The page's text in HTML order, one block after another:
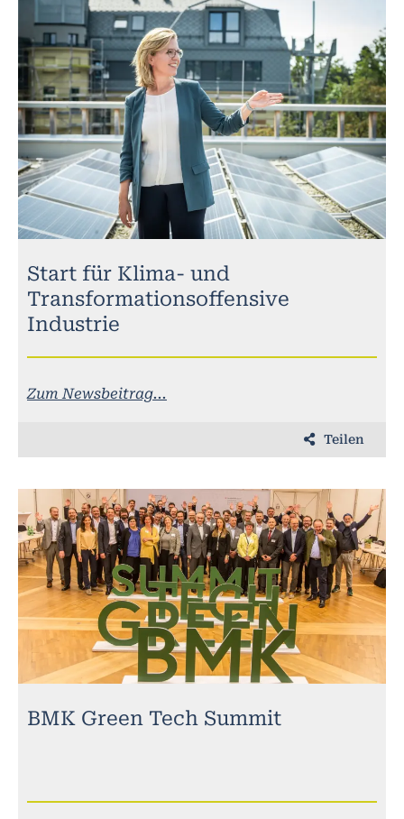
Start für Klima- und
Transformationsoffensive
Industrie
Zum Newsbeitrag...
Teilen
BMK Green Tech Summit